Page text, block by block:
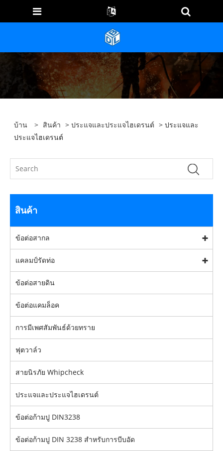
บ้าน > สินค้า >ประแจและประแจไฮเดรนต์ > ประแจและ
ประแจไฮเดรนต์
สินค้า
ข้อต่อสากล
แคลมป์รัดท่อ
ข้อต่อสายดิน
ข้อต่อแคมล็อค
การมีเพศสัมพันธ์ด้วยทราย
ฟุตวาล์ว
สายนิรภัย Whipcheck
ประแจและประแจไฮเดรนต์
ข้อต่อก้ามปู DIN3238
ข้อต่อก้ามปู DIN 3238 สำหรับการบีบอัด